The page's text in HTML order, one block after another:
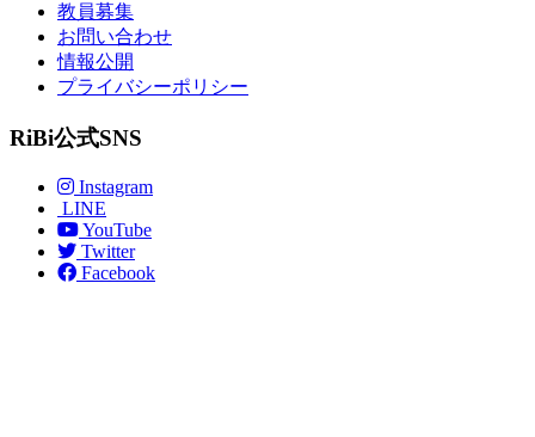
教員募集
お問い合わせ
情報公開
プライバシーポリシー
RiBi公式SNS
Instagram
LINE
YouTube
Twitter
Facebook